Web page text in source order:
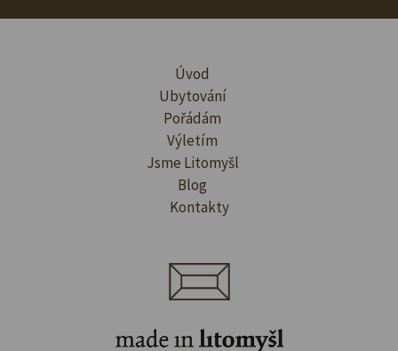
Úvod
Ubytování
Pořádám
Výletím
Jsme Litomyšl
Blog
Kontakty